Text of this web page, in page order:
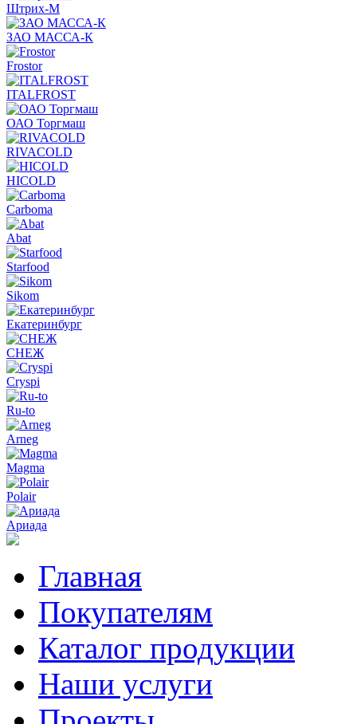
Штрих-М
ЗАО МАССА-К
Frostor
ITALFROST
ОАО Торгмаш
RIVACOLD
HICOLD
Carboma
Abat
Starfood
Sikom
Екатеринбург
СНЕЖ
Cryspi
Ru-to
Arneg
Magma
Polair
Ариада
Главная
Покупателям
Каталог продукции
Наши услуги